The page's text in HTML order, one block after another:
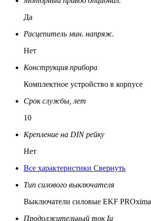
Да
Расцепитель мин. напряж.
Нет
Конструкция прибора
Комплектное устройство в корпусе
Срок службы, лет
10
Крепление на DIN рейку
Нет
Все характеристики Свернуть
Тип силового выключателя
Выключатели силовые EKF PROxima
Продолжительный ток Iu